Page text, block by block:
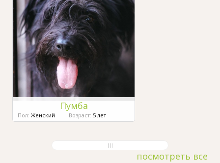
Пумба
Пол: Женский Возраст: 5 лет
посмотреть все